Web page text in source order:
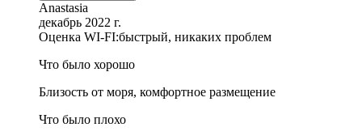
Anastasia
декабрь 2022 г.
Оценка WI-FI:быстрый, никаких проблем
Что было хорошо
Близость от моря, комфортное размещение
Что было плохо